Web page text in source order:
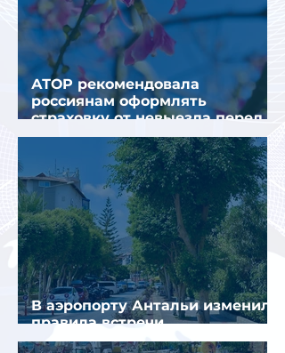
АТОР рекомендовала
россиянам оформлять
страховку от невыезда перед
поездкой в Грецию
В аэропорту Антальи изменили
правила встречи
организованных туристов